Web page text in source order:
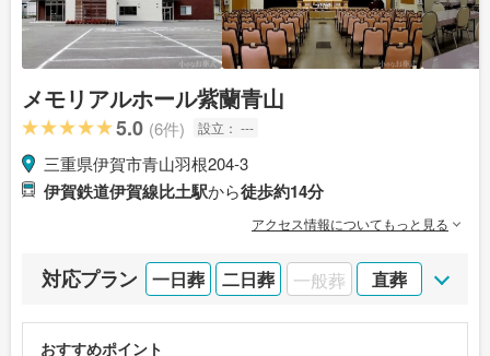
メモリアルホール紫蘭青山
5.0 (6件) 設立： ---
三重県伊賀市青山羽根204-3
伊賀鉄道伊賀線比土駅から徒歩約14分
アクセス情報についてもっと見る
対応プラン 一日葬 二日葬 一般葬 直葬
おすすめポイント